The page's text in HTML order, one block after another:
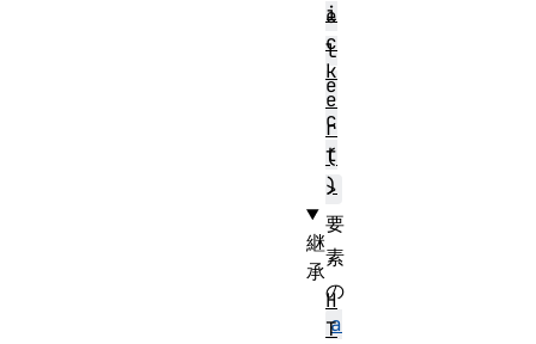
e
l
e
c
t
>
要
素
の
a
i
c
k
e
r
(
)
継
承
H
T